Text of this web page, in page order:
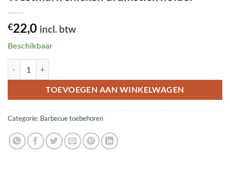
€22,0 incl. btw
Beschikbaar
TOEVOEGEN AAN WINKELWAGEN
Categorie: Barbecue toebehoren